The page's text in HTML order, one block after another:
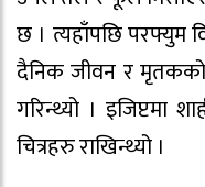
छ । त्यहाँपछि परफ्युम
दैनिक जीवन र मृतकको
गरिन्थ्यो । इजिप्टमा
चित्रहरु राखिन्थ्यो ।